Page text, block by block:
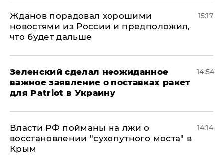
Жданов порадовал хорошими
новостями из России и предположил,
что будет дальше
15:17
Зеленский сделал неожиданное
важное заявление о поставках ракет
для Patriot в Украину
14:54
Власти РФ пойманы на лжи о
восстановлении "сухопутного моста" в
Крым
14:14